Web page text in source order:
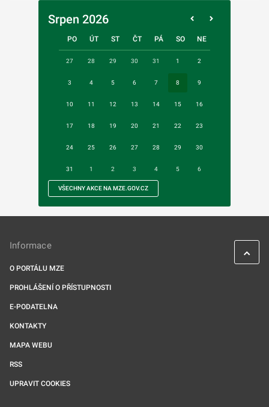
Srpen 2026
PO ÚT ST ČT PÁ SO NE
27 28 29 30 31 1 2
3 4 5 6 7 8 9
10 11 12 13 14 15 16
17 18 19 20 21 22 23
24 25 26 27 28 29 30
31 1 2 3 4 5 6
VŠECHNY AKCE NA MZE.GOV.CZ
Informace
O PORTÁLU MZE
PROHLÁŠENÍ O PŘÍSTUPNOSTI
E-PODATELNA
KONTAKTY
MAPA WEBU
RSS
UPRAVIT COOKIES